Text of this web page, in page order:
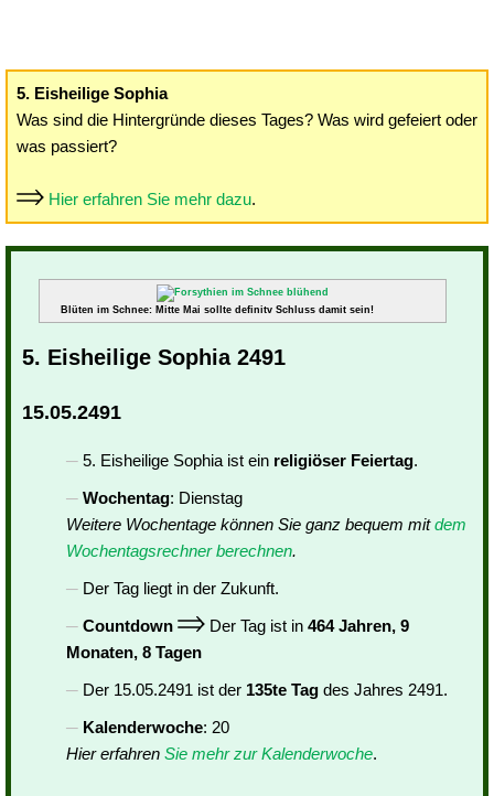
5. Eisheilige Sophia
Was sind die Hintergründe dieses Tages? Was wird gefeiert oder
was passiert?
Hier erfahren Sie mehr dazu.
Blüten im Schnee: Mitte Mai sollte definitv Schluss damit sein!
5. Eisheilige Sophia 2491
15.05.2491
5. Eisheilige Sophia ist ein religiöser Feiertag.
Wochentag: Dienstag
Weitere Wochentage können Sie ganz bequem mitdem
Wochentagsrechner berechnen.
Der Tag liegt in der Zukunft.
Countdown
Der Tag ist in 464 Jahren, 9
Monaten, 8 Tagen
Der 15.05.2491 ist der 135te Tag des Jahres 2491.
Kalenderwoche: 20
Hier erfahren Sie mehr zur Kalenderwoche.